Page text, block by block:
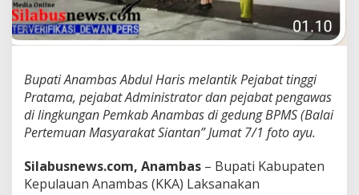
B
u
p
i
A
n
m
a
s
Bupati Anambas Abdul Haris melantik Pejabat tinggi
Pratama, pejabat Administrator dan pejabat pengawas
di lingkungan Pemkab Anambas di gedung BPMS (Balai
Pertemuan Masyarakat Siantan” Jumat 7/1 foto ayu.
Silabusnews.com, Anambas – Bupati Kabupaten
Kepulauan Anambas (KKA) Laksanakan